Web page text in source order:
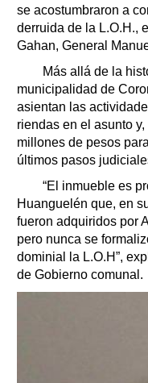
se acostumbraron a
derruida de la L.O.H.,
Gahan, General
Más allá de la
municipalidad de
asientan las
riendas en el asunto
millones de pesos
últimos pasos
“El inmueble es
Huanguelén que, en
fueron adquiridos por
pero nunca se
dominial la L.O.H”,
de Gobierno comunal.